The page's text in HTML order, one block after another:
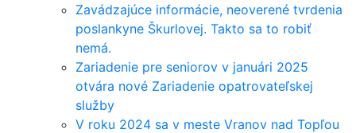
Zavádzajúce informácie, neoverené tvrdenia
poslankyne Škurlovej. Takto sa to robiť
nemá.
Zariadenie pre seniorov v januári 2025
otvára nové Zariadenie opatrovateľskej
služby
V roku 2024 sa v meste Vranov nad Topľou